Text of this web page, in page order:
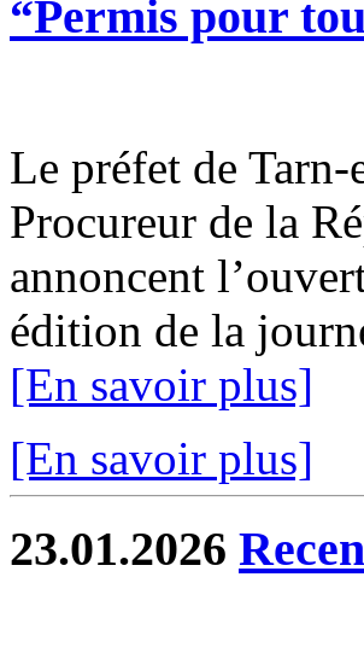
“Permis pour
Le préfet de
Procureur de la
annoncent
édition de la
[En savoir plus]
[En savoir plus]
23.01.2026